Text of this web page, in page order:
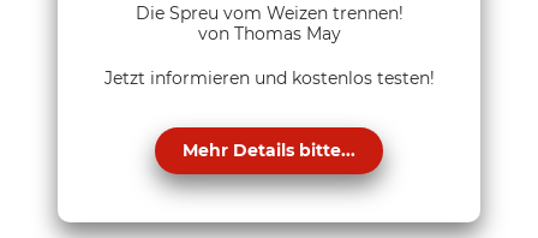
Die Spreu vom Weizen trennen!
von Thomas May
Jetzt informieren und kostenlos testen!
Mehr Details bitte...